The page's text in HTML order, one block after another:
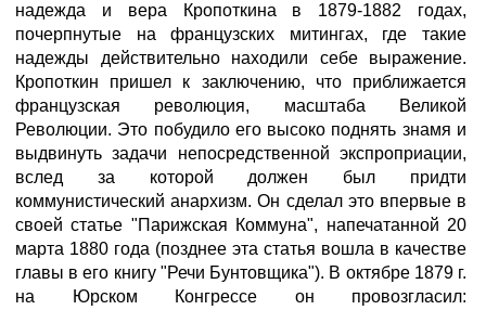
надежда и вера Кропоткина в 1879-1882 годах,
почерпнутые на французских митингах, где такие
надежды действительно находили себе выражение.
Кропоткин пришел к заключению, что приближается
французская революция, масштаба Великой
Революции. Это побудило его высоко поднять знамя и
выдвинуть задачи непосредственной экспроприации,
вслед за которой должен был придти
коммунистический анархизм. Он сделал это впервые в
своей статье "Парижская Коммуна", напечатанной 20
марта 1880 года (позднее эта статья вошла в качестве
главы в его книгу "Речи Бунтовщика"). В октябре 1879 г.
на Юрском Конгрессе он провозгласил: